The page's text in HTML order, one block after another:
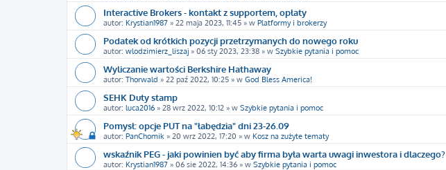
Interactive Brokers - kontakt z supportem, opłaty
autor: Krystian1987 » 22 maja 2023, 11:45 » w Platformy i brokerzy
Podatek od krótkich pozycji przetrzymanych do nowego roku
autor: wlodzimierz_liszaj » 06 sty 2023, 23:38 » w Szybkie pytania i pomoc
Wyliczanie wartości Berkshire Hathaway
autor: Thorwald » 22 paź 2022, 10:25 » w God Bless America!
SEHK Duty stamp
autor: luca2016 » 28 wrz 2022, 10:12 » w Szybkie pytania i pomoc
Pomysł: opcje PUT na "łabędzia" dni 23-26.09
autor: PanChomik » 20 wrz 2022, 17:20 » w Kosz na zużyte tematy
wskaźnik PEG - jaki powinien być aby firma była warta uwagi inwestora i dlaczego?
autor: Krystian1987 » 06 sie 2022, 14:36 » w Szybkie pytania i pomoc